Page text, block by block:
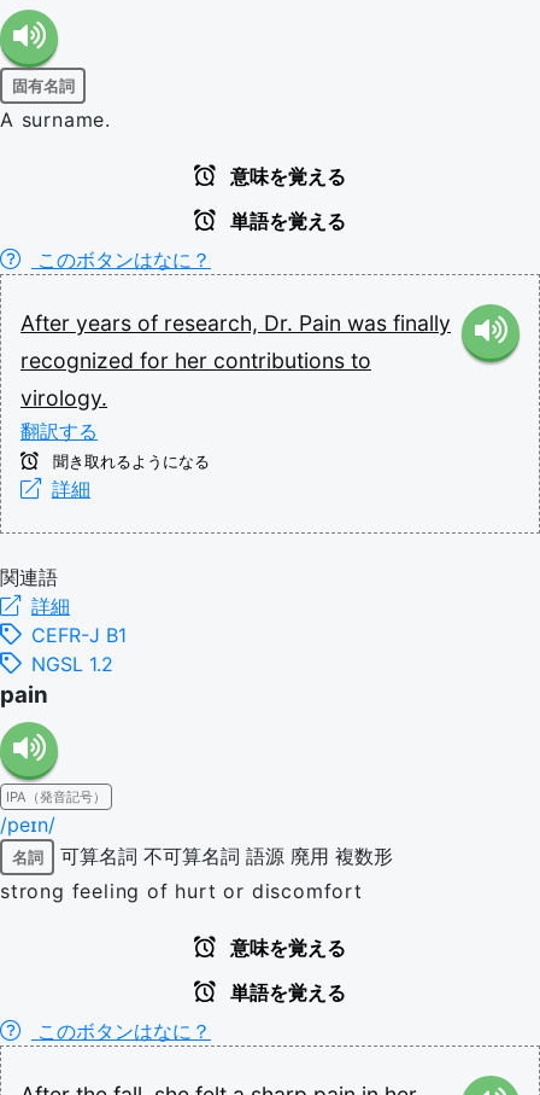
固有名詞
A surname.
意味を覚える
単語を覚える
このボタンはなに？
After years of research, Dr. Pain was finally
recognized for her contributions to
virology.
翻訳する
聞き取れるようになる
詳細
関連語
詳細
CEFR-J B1
NGSL 1.2
pain
IPA（発音記号）
/peɪn/
名詞 可算名詞 不可算名詞 語源 廃用 複数形
strong feeling of hurt or discomfort
意味を覚える
単語を覚える
このボタンはなに？